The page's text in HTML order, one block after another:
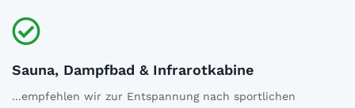
Sauna, Dampfbad & Infrarotkabine
...empfehlen wir zur Entspannung nach sportlichen